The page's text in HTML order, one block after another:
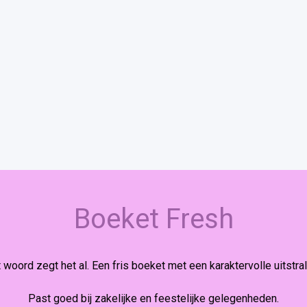
Boeket Fresh
woord zegt het al. Een fris boeket met een karaktervolle
Past goed bij zakelijke en feestelijke gelegenheden.